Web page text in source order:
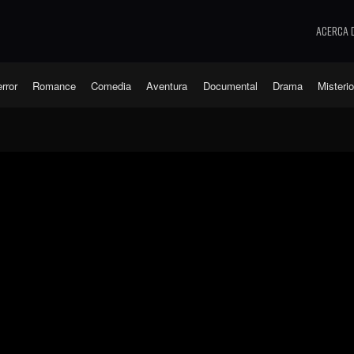
Acerca
Romance Comedia Aventura Documental Drama Misterio